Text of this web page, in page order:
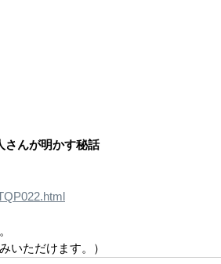
んが明かす秘話
いただけます。）